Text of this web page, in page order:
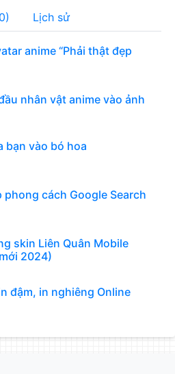
Lịch sử
anime “Phải thật đẹp
nhân vật anime vào ảnh
bạn vào bó hoa
phong cách Google Search
skin Liên Quân Mobile
2024)
đậm, in nghiêng Online